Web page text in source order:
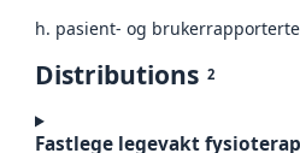
h. pasient- og
Distributions 2
Fastlege legevakt